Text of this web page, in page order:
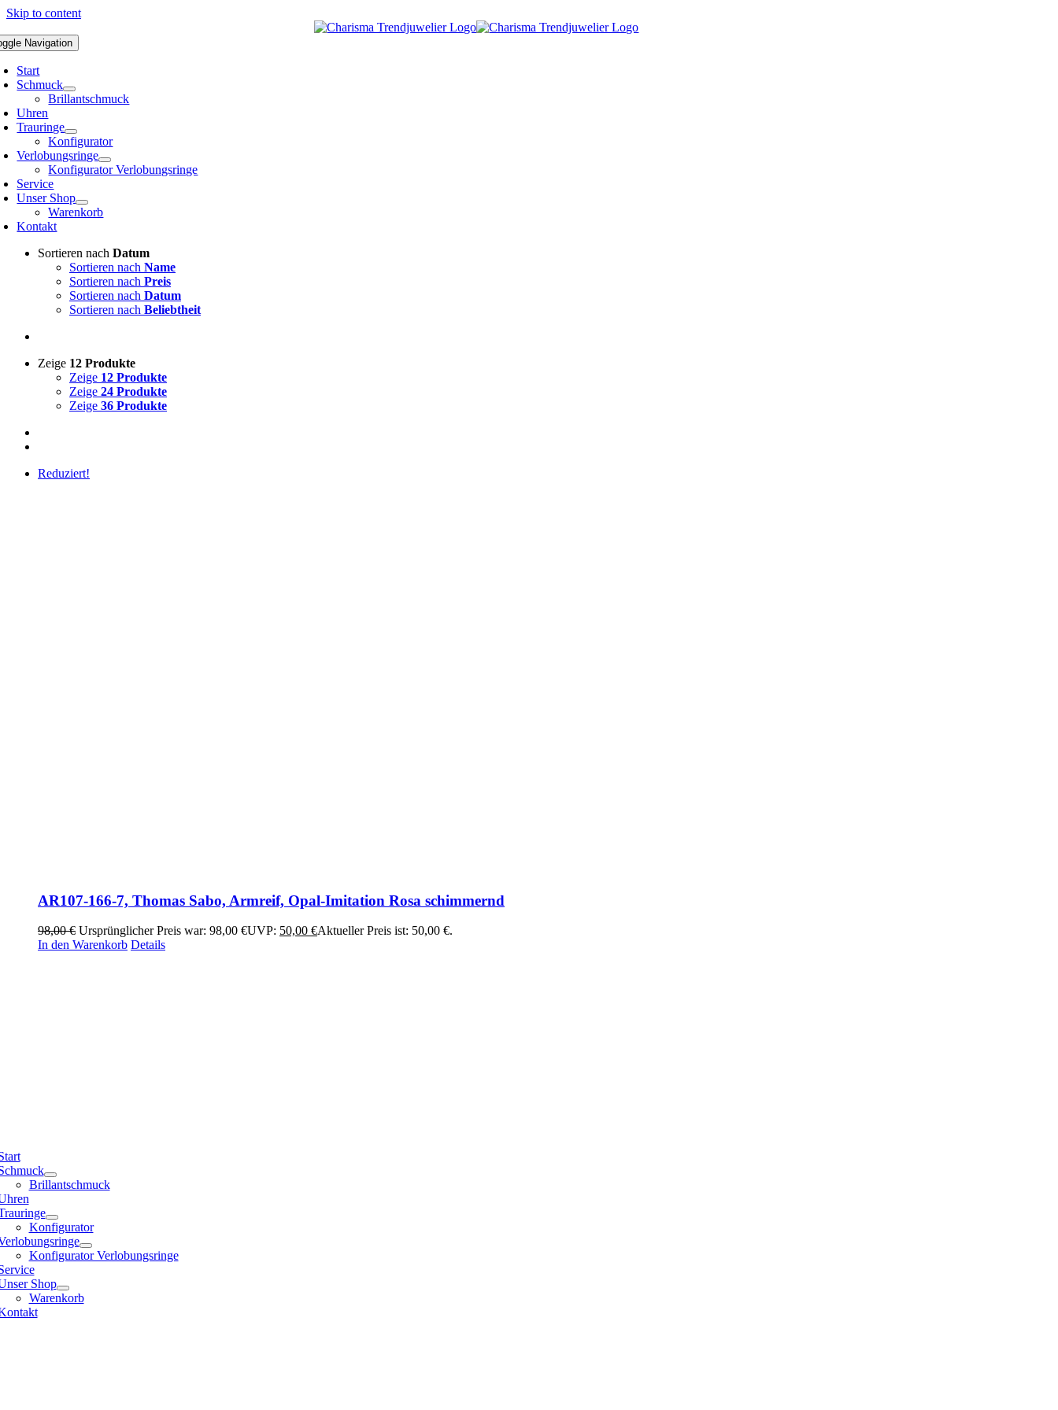
Skip to content
Navigation
Start
Schmuck
Brillantschmuck
Uhren
Trauringe
Konfigurator
Verlobungsringe
Konfigurator Verlobungsringe
Service
Unser Shop
Warenkorb
Kontakt
Sortieren nach Datum
Sortieren nach Name
Sortieren nach Preis
Sortieren nach Datum
Sortieren nach Beliebtheit
Zeige 12 Produkte
Zeige 12 Produkte
Zeige 24 Produkte
Zeige 36 Produkte
Reduziert!
AR107-166-7, Thomas Sabo, Armreif, Opal-Imitation Rosa schimmernd
98,00€ Ursprünglicher Preis war: 98,00 €UVP: 50,00 €Aktueller Preis ist: 50,00 €.
In den Warenkorb Details
Brillantschmuck
Konfigurator
Konfigurator Verlobungsringe
Shop
Warenkorb